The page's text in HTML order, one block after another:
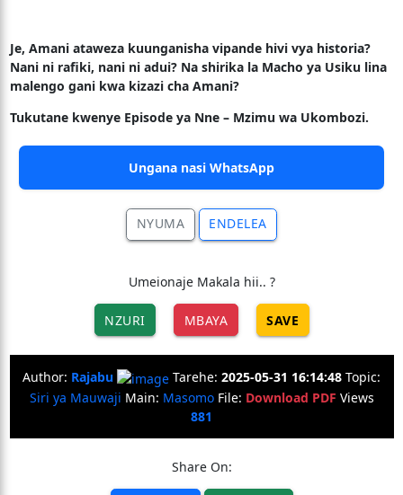
Je, Amani ataweza kuunganisha vipande hivi vya historia?
Nani ni rafiki, nani ni adui? Na shirika la Macho ya Usiku lina
malengo gani kwa kizazi cha Amani?
Tukutane kwenye Episode ya Nne – Mzimu wa Ukombozi.
Ungana nasi WhatsApp
NYUMA ENDELEA
Umeionaje Makala hii.. ?
NZURI MBAYA SAVE
Author: Rajabu Tarehe: 2025-05-31 16:14:48 Topic:
Siri ya Mauwaji Main: MasomoFile: Download PDF Views
881
Share On: